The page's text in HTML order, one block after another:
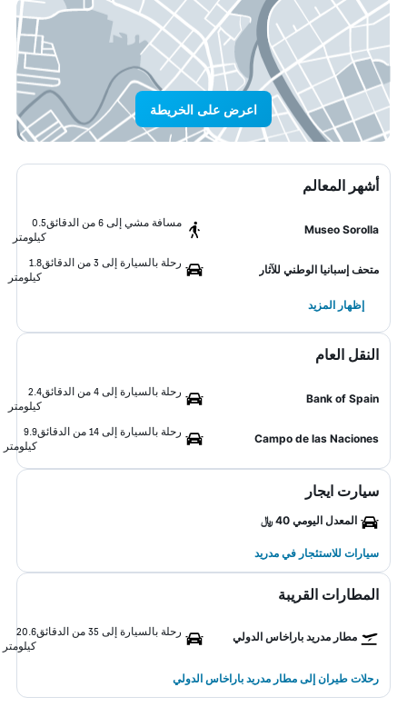
اعرض على الخريطة
أشهر المعالم
Museo Sorolla
مسافة مشي إلى 6 من الدقائق
0.5
كيلومتر
متحف إسبانيا الوطني للآثار
رحلة بالسيارة إلى 3 من الدقائق
1.8
كيلومتر
إظهار المزيد
النقل العام
Bank of Spain
رحلة بالسيارة إلى 4 من الدقائق
2.4
كيلومتر
Campo de las Naciones
رحلة بالسيارة إلى 14 من الدقائق
9.9
كيلومتر
سيارت ايجار
المعدل اليومي 40 ﷼
سيارات للاستئجار في مدريد
المطارات القريبة
مطار مدريد باراخاس الدولي رحلة بالسيارة إلى 35 من الدقائق
20.6
كيلومتر
رحلات طيران إلى مطار مدريد باراخاس الدولي